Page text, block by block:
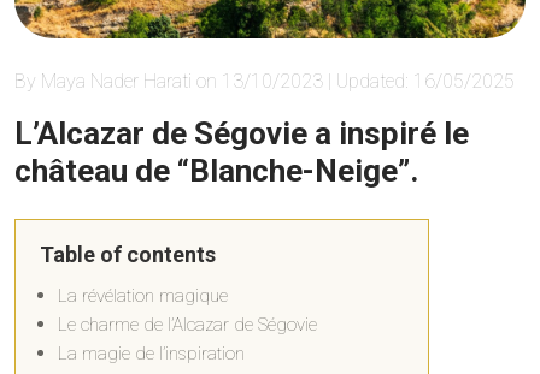
By Maya Nader Harati on 13/10/2023 | Updated: 16/05/2025
L’Alcazar de Ségovie a inspiré le
château de “Blanche-Neige”.
Table of contents
La révélation magique
Le charme de l’Alcazar de Ségovie
La magie de l’inspiration